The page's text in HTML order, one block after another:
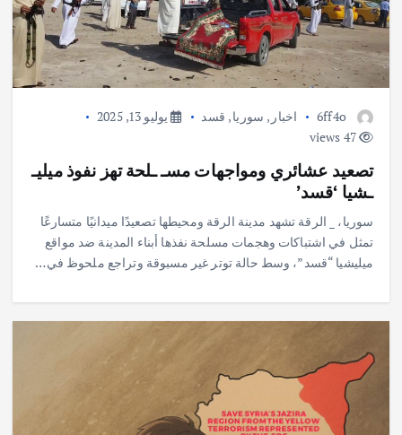
6ff4o اخبار , سوريا, قسد
يوليو 13, 2025
47 views
تصعيد عشائري ومواجهات مسـ ـلحة تهز نفوذ ميليـ
ـشيا ‘قسد’
سوريا، _ الرقة تشهد مدينة الرقة ومحيطها تصعيدًا ميدانيًا متسارعًا
تمثل في اشتباكات وهجمات مسلحة نفذها أبناء المدينة ضد مواقع
ميليشيا “قسد”، وسط حالة توتر غير مسبوقة وتراجع ملحوظ في…